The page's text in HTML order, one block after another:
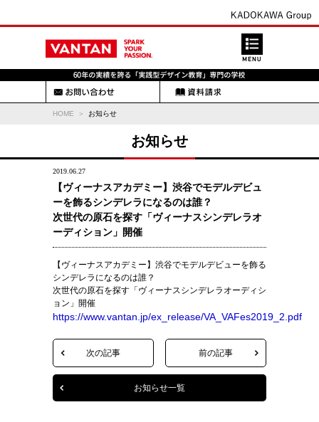
HOME お知らせ
お知らせ
2019.06.27
【ヴィーナスアカデミー】渋谷でモデルデビュ
ーを飾るシンデレラになるのは誰？
次世代の原石を探す「ヴィーナスシンデレラオ
ーディション」開催
【ヴィーナスアカデミー】渋谷でモデルデビューを飾る
シンデレラになるのは誰？
次世代の原石を探す「ヴィーナスシンデレラオーディシ
ョン」開催
https://www.vantan.jp/ex_release/VA_VAFes2019_2.pdf
次の記事 前の記事
お知らせ一覧